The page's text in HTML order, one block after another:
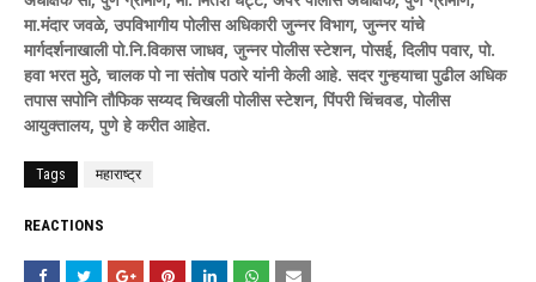
मा.मंदार जवळे, उपविभागीय पोलीस अधिकारी जुन्नर विभाग, जुन्नर यांचे
मार्गदर्शनाखाली पो.नि.विकास जाधव, जुन्नर पोलीस स्टेशन, पोसई, दिलीप पवार, पो.
हवा भरत मुठे, चालक पो ना संतोष पठारे यांनी केली आहे. सदर गुन्हयाचा पुढील अधिक
तपास सपोनि तौफिक सय्यद चिखली पोलीस स्टेशन, पिंपरी चिंचवड, पोलीस
आयुक्तालय, पुणे हे करीत आहेत.
Tags महाराष्ट्र
REACTIONS